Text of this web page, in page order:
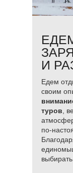
И
Едем
своим
туров ,
по-